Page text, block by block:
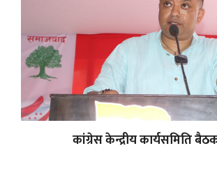
कांग्रेस केन्द्रीय कार्यसमिति